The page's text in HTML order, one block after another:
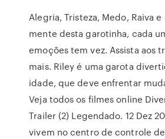
Alegria, Tristeza, Medo, Raiva e
mente desta garotinha, cada
emoções tem vez. Assista aos
mais. Riley é uma garota
idade, que deve enfrentar
Veja todos os filmes online
Trailer (2) Legendado. 12 Dez
vivem no centro de controle